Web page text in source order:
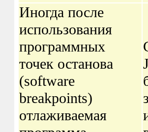
Иногда после
использования
программных
точек останова
(software
breakpoints)
отлаживаемая